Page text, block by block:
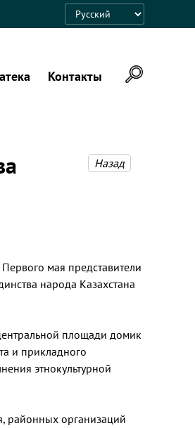
Language
Контакты
Назад
мая представители
народа Казахстана
площади домик
и прикладного
этнокультурной
районных организаций